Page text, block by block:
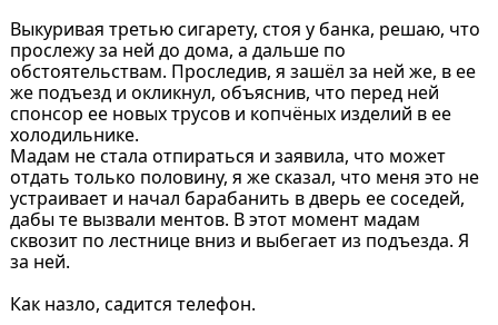
Выкуривая третью сигарету, стоя у банка, решаю, что
прослежу за ней до дома, а дальше по
обстоятельствам. Проследив, я зашёл за ней же, в ее
же подъезд и окликнул, объяснив, что перед ней
спонсор ее новых трусов и копчёных изделий в ее
холодильнике.
Мадам не стала отпираться и заявила, что может
отдать только половину, я же сказал, что меня это не
устраивает и начал барабанить в дверь ее соседей,
дабы те вызвали ментов. В этот момент мадам
сквозит по лестнице вниз и выбегает из подъезда. Я
за ней.
Как назло, садится телефон.